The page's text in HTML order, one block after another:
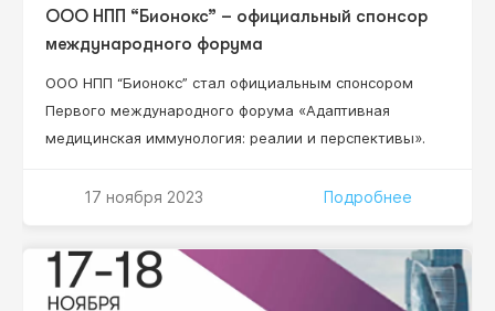
ООО НПП “Бионокс” – официальный спонсор
международного форума
ООО НПП “Бионокс” стал официальным спонсором
Первого международного форума «Адаптивная
медицинская иммунология: реалии и перспективы».
17 ноября 2023 Подробнее